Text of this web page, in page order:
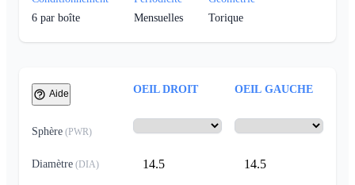
6 par boîte
Mensuelles
Torique
Aide OEIL DROIT OEIL GAUCHE
Sphère (PWR)
Diamètre (DIA) 14.5 14.5